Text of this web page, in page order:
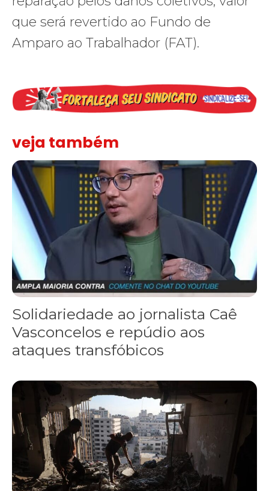
que será revertido ao Fundo de
Amparo ao Trabalhador (FAT).
veja também
Solidariedade ao jornalista Caê Vasconcelos e repúdio aos
Solidariedade ao jornalista Caê
Vasconcelos e repúdio aos
ataques transfóbicos
“Funeral para toda Gaza” — enquanto o Conselho da Paz